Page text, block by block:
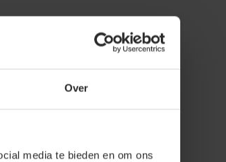
Over
media te bieden en om ons